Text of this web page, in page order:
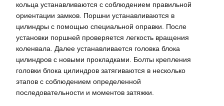
кольца устанавливаются с соблюдением правильной
ориентации замков. Поршни устанавливаются в
цилиндры с помощью специальной оправки. После
установки поршней проверяется легкость вращения
коленвала. Далее устанавливается головка блока
цилиндров с новыми прокладками. Болты крепления
головки блока цилиндров затягиваются в несколько
этапов с соблюдением определенной
последовательности и моментов затяжки.